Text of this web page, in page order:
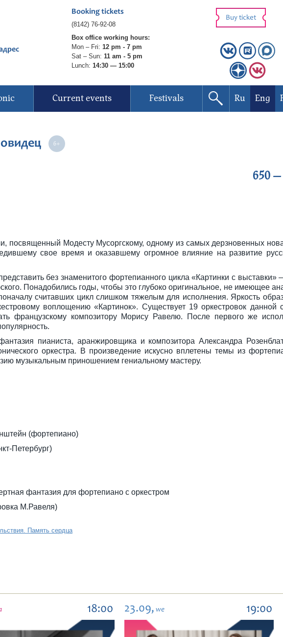
Booking tickets
(8142) 76-92-08
Box office working hours:
Mon – Fri: 12 pm - 7 pm
Sat – Sun: 11 am - 5 pm
Lunch: 14:30 — 15:00
Buy ticket
Current events Festivals Ru Eng
650
посвященный Модесту Мусоргскому, одному из самых дерзновенных
свое время и оказавшему огромное влияние на развитие
без знаменитого фортепианного цикла «Картинки с выставки»
Понадобились годы, чтобы это глубоко оригинальное, не имеющее
считавших цикл слишком тяжелым для исполнения. Яркость
воплощению «Картинок». Существует 19 оркестровок данной
французскому композитору Морису Равелю. После первого же
пианиста, аранжировщика и композитора Александра
оркестра. В произведение искусно вплетены темы из
музыкальным приношением гениальному мастеру.
(фортепиано)
Петербург)
фантазия для фортепиано с оркестром
М.Равеля)
Память сердца
18:00 23.09, we 19:00